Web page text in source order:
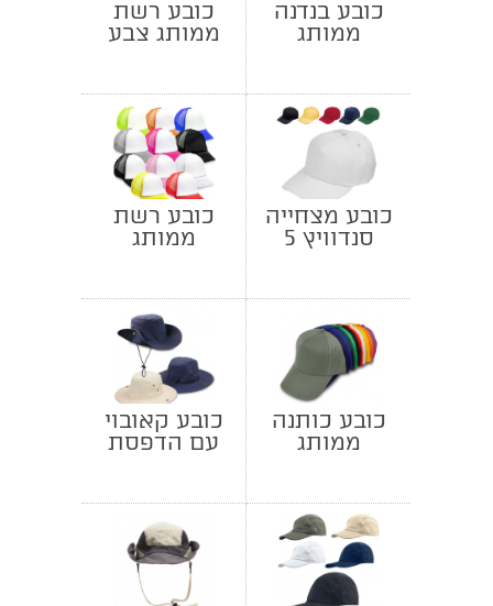
כובע בנדנה
ממותג
כובע רשת
ממותג צבע
כובע מצחייה
סנדוויץ 5
כובע רשת
ממותג
כובע כותנה
ממותג
כובע קאובוי
עם הדפסת